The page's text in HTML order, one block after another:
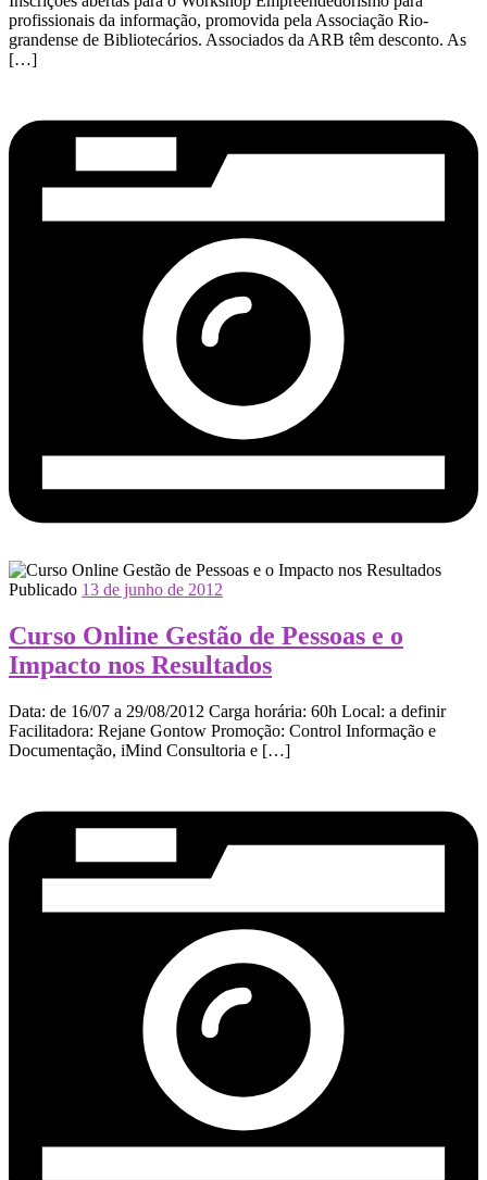
profissionais da informação, promovida pela Associação Rio-
grandense de Bibliotecários. Associados da ARB têm desconto. As
[…]
Publicado 13 de junho de 2012
Curso Online Gestão de Pessoas e o
Impacto nos Resultados
Data: de 16/07 a 29/08/2012 Carga horária: 60h Local: a definir
Facilitadora: Rejane Gontow Promoção: Control Informação e
Documentação, iMind Consultoria e […]